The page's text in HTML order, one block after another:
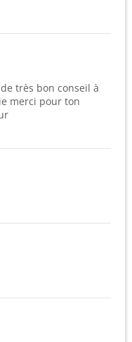
très bon conseil à
merci pour ton